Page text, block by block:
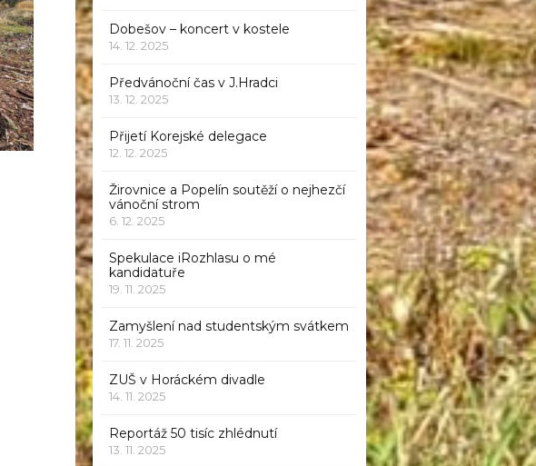
Dobešov – koncert v kostele
14. 12. 2025
Předvánoční čas v J.Hradci
13. 12. 2025
Přijetí Korejské delegace
12. 12. 2025
Žirovnice a Popelín soutěží o nejhezčí
vánoční strom
6. 12. 2025
Spekulace iRozhlasu o mé
kandidatuře
19. 11. 2025
Zamyšlení nad studentským svátkem
17. 11. 2025
ZUŠ v Horáckém divadle
14. 11. 2025
Reportáž 50 tisíc zhlédnutí
13. 11. 2025